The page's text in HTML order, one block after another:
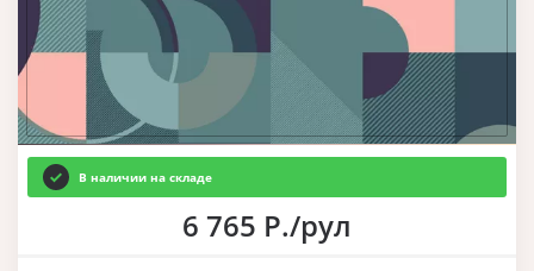
В наличии на складе
6 765 Р./рул